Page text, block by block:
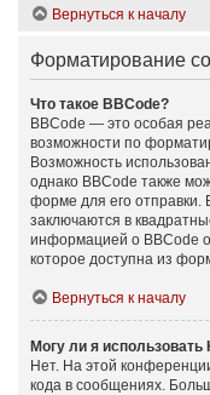
Вернуться к началу
Форматирование
Что такое BBCode?
BBCode — это особая
возможности по
Возможность
однако BBCode также
форме для его отправки.
заключаются в
информацией о BBCode
которое доступна из
Вернуться к началу
Могу ли я использовать
Нет. На этой
кода в сообщениях.